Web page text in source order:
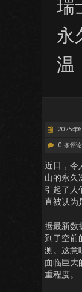
瑞
永
温
2025年
0 条评论
近日，令
山的永久
引起了人
直被认为
据最新数
到了空前
测。这意
面临巨大
重程度。